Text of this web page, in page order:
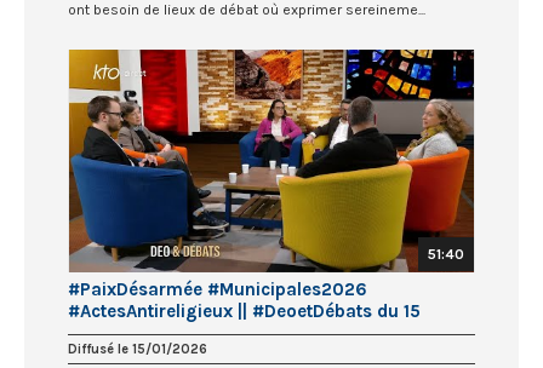
ont besoin de lieux de débat où exprimer sereineme...
51:40
#PaixDésarmée #Municipales2026
#ActesAntireligieux || #DeoetDébats du 15
janvier 2026
Diffusé le 15/01/2026